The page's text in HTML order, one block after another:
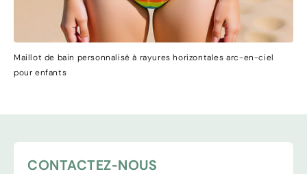
Maillot de bain personnalisé à rayures horizontales arc-en-ciel
pour enfants
CONTACTEZ-NOUS